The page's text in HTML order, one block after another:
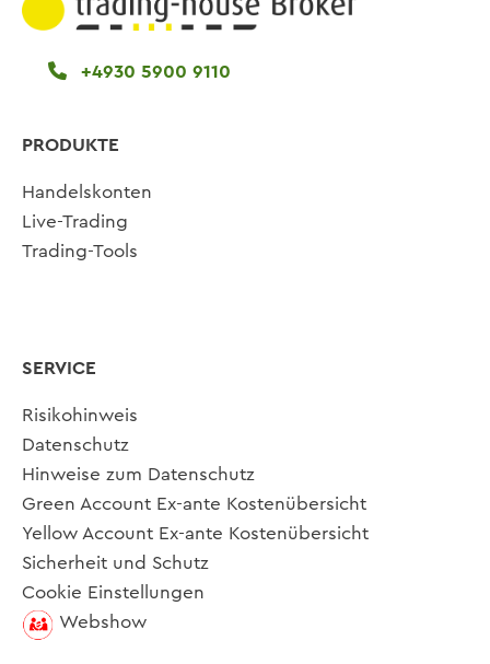
+4930 5900 9110
PRODUKTE
Handelskonten
Live-Trading
Trading-Tools
SERVICE
Risikohinweis
Datenschutz
Hinweise zum Datenschutz
Green Account Ex-ante Kostenübersicht
Yellow Account Ex-ante Kostenübersicht
Sicherheit und Schutz
Cookie Einstellungen
Webshow